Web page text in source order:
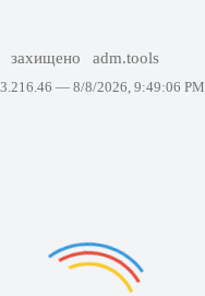
захищено adm.tools
— 8/8/2026, 9:49:06 PM